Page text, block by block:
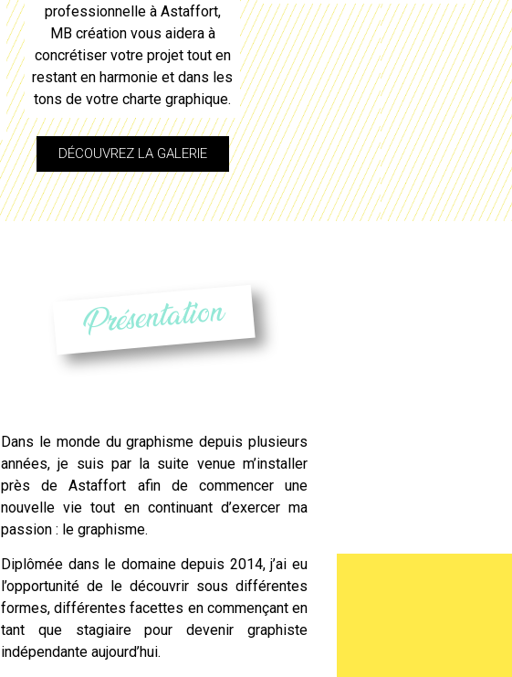
professionnelle à Astaffort,
MB création vous aidera à
concrétiser votre projet tout en
restant en harmonie et dans les
tons de votre charte graphique.
DÉCOUVREZ LA GALERIE
Présentation
Dans le monde du graphisme depuis plusieurs
années, je suis par la suite venue m’installer
près deAstaffort afin de commencer une
nouvelle vie tout en continuant d’exercer ma
passion : le graphisme.
Diplômée dans le domaine depuis 2014, j’ai eu
l’opportunité de le découvrir sous différentes
formes, différentes facettes en commençant en
tant que stagiaire pour devenir graphiste
indépendante aujourd’hui.